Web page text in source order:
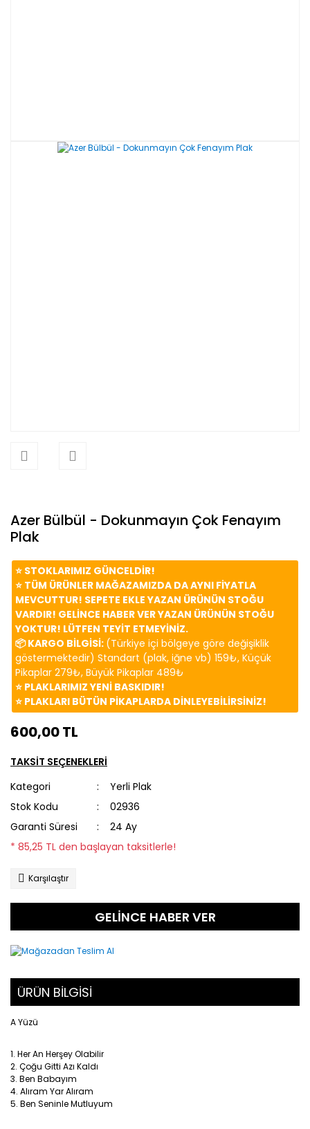
Azer Bülbül - Dokunmayın Çok Fenayım
Plak
⭐️ STOKLARIMIZ GÜNCELDİR!
⭐️ TÜM ÜRÜNLER MAĞAZAMIZDA DA AYNI FİYATLA
MEVCUTTUR! SEPETE EKLE YAZAN ÜRÜNÜN STOĞU
VARDIR! GELİNCE HABER VER YAZAN ÜRÜNÜN STOĞU
YOKTUR! LÜTFEN TEYİT ETMEYİNİZ.
📦 KARGO BİLGİSİ: (Türkiye içi bölgeye göre değişiklik
göstermektedir) Standart (plak, iğne vb) 159₺, Küçük
Pikaplar 279₺, Büyük Pikaplar 489₺
⭐️ PLAKLARIMIZ YENİ BASKIDIR!
⭐️ PLAKLARI BÜTÜN PİKAPLARDA DİNLEYEBİLİRSİNİZ!
600,00 TL
TAKSİT SEÇENEKLERİ
Kategori
Yerli Plak
Stok Kodu
02936
Garanti Süresi
24 Ay
* 85,25 TL den başlayan taksitlerle!
Karşılaştır
GELİNCE HABER VER
ÜRÜN BİLGİSİ
A Yüzü
1. Her An Herşey Olabilir
2. Çoğu Gitti Azı Kaldı
3. Ben Babayım
4. Alıram Yar Alıram
5. Ben Seninle Mutluyum